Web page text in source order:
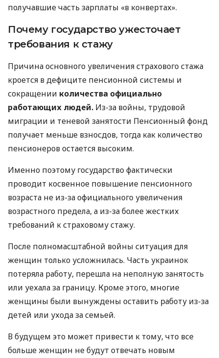
получавшие часть зарплаты «в конвертах».
Почему государство ужесточает
требования к стажу
Причина основного увеличения страхового стажа
кроется в дефиците пенсионной системы и
сокращении количества официально
работающих людей. Из-за войны, трудовой
миграции и теневой занятости Пенсионный фонд
получает меньше взносдов, тогда как количество
пенсионеров остается высоким.
Именно поэтому государство фактически
проводит косвенное повышение пенсионного
возраста не из-за официального увеличения
возрастного предела, а из-за более жестких
требований к страховому стажу.
После полномасштабной войны ситуация для
женщин только усложнилась. Часть украинок
потеряла работу, перешла на неполную занятость
или уехала за границу. Кроме этого, многие
женщины были вынуждены оставить работу из-за
детей или ухода за семьей.
В будущем это может привести к тому, что все
больше женщин не будут отвечать новым